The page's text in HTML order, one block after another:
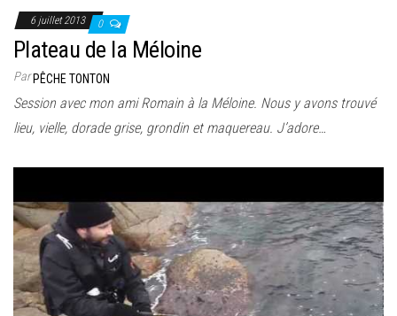
6 juillet 2013 0
Plateau de la Méloine
ParPÊCHE TONTON
Session avec mon ami Romain à la Méloine. Nous y avons trouvé
lieu, vielle, dorade grise, grondin et maquereau. J’adore…